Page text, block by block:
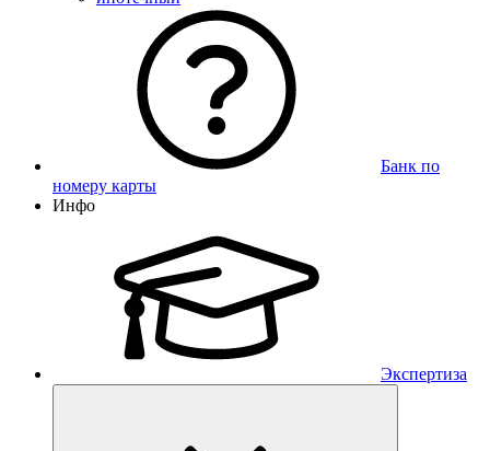
Банк по
номеру карты
Инфо
Экспертиза